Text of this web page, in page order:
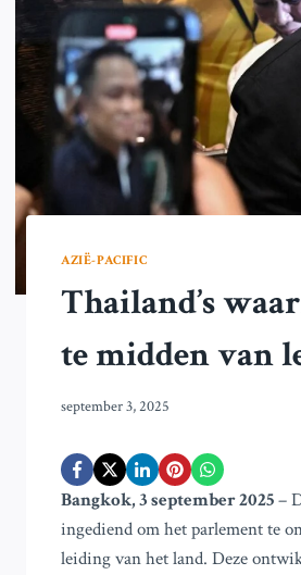
AZIË-PACIFIC
Thailand’s
te midden van
september 3, 2025
Bangkok, 3 september 2025–
ingediend om het parlement te
leiding van het land. Deze